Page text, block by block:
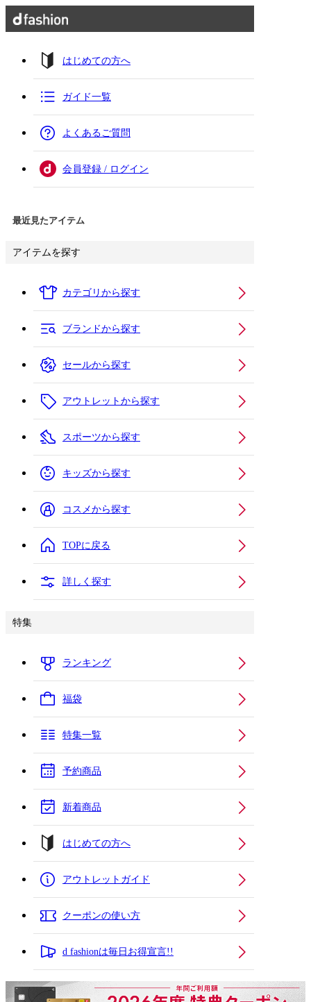
はじめての方へ
ガイド一覧
よくあるご質問
会員登録 / ログイン
最近見たアイテム
アイテムを探す
カテゴリから探す
ブランドから探す
セールから探す
アウトレットから探す
スポーツから探す
キッズから探す
コスメから探す
TOPに戻る
詳しく探す
特集
ランキング
福袋
特集一覧
予約商品
新着商品
はじめての方へ
アウトレットガイド
クーポンの使い方
d fashionは毎日お得宣言!!